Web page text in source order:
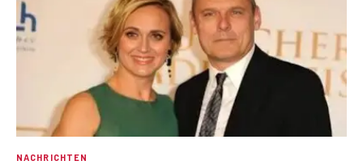
NACHRICHTEN